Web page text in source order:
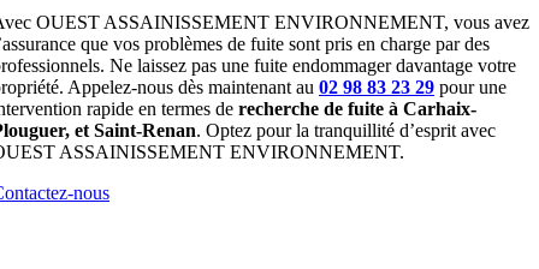
OUEST ASSAINISSEMENT ENVIRONNEMENT, vous avez
que vos problèmes de fuite sont pris en charge par des
Ne laissez pas une fuite endommager davantage votre
Appelez-nous dès maintenant au 02 98 83 23 29 pour une
rapide en termes de recherche de fuite à Carhaix-
et Saint-Renan. Optez pour la tranquillité d’esprit avec
ASSAINISSEMENT ENVIRONNEMENT.
nous